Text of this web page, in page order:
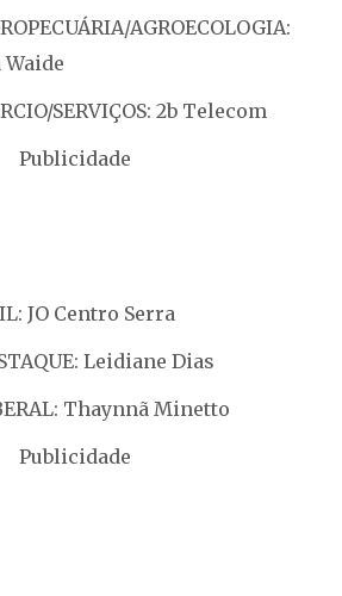
AGROECOLOGIA:
SERVIÇOS: 2b Telecom
Publicidade
JO Centro Serra
Leidiane Dias
Thaynnã Minetto
Publicidade